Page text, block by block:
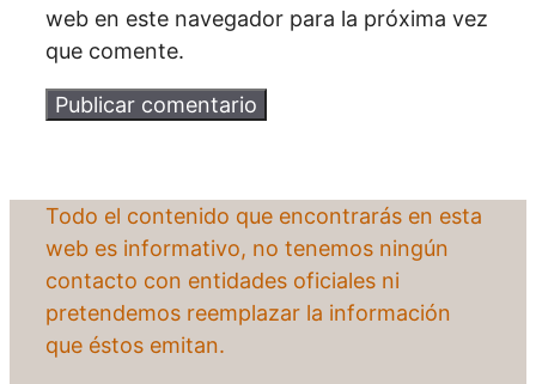
web en este navegador para la próxima vez
que comente.
Todo el contenido que encontrarás en esta
web es informativo, no tenemos ningún
contacto con entidades oficiales ni
pretendemos reemplazar la información
que éstos emitan.